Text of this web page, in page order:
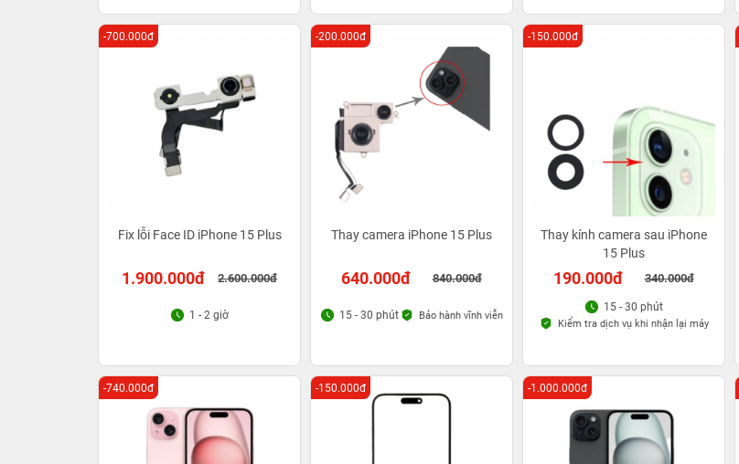
Fix lỗi Face ID iPhone 15 Plus
1.900.000đ 2.600.000đ
-700.000đ
1 - 2 giờ
Thay camera iPhone 15 Plus
640.000đ 840.000đ
-200.000đ
15 - 30 phút Bảo hành vĩnh viễn
Thay kính camera sau iPhone
15 Plus
190.000đ 340.000đ
-150.000đ
15 - 30 phút
Kiểm tra dịch vụ khi nhận lại máy
-740.000đ -150.000đ -1.000.000đ